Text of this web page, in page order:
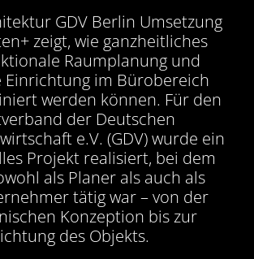
GDV Berlin Umsetzung
zeigt, wie ganzheitliches
Raumplanung und
Einrichtung im Bürobereich
werden können. Für den
der Deutschen
e.V. (GDV) wurde ein
Projekt realisiert, bei dem
als Planer als auch als
tätig war – von der
Konzeption bis zur
des Objekts.